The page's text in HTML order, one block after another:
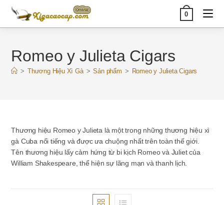
Skip
content
0
Romeo y Julieta Cigars
> Thương Hiệu Xì Gà > Sản phẩm > Romeo y Julieta Cigars
Thương hiệu Romeo y Julieta là một trong những thương hiệu xì
gà Cuba nổi tiếng và được ưa chuộng nhất trên toàn thế giới.
Tên thương hiệu lấy cảm hứng từ bi kịch Romeo và Juliet của
William Shakespeare, thể hiện sự lãng mạn và thanh lịch.